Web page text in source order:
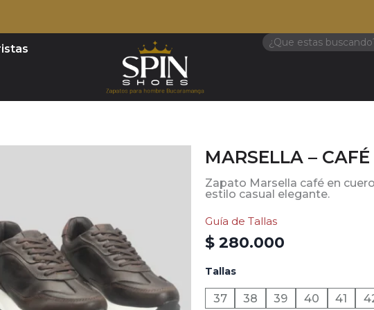
con
Search
MARSELLA – CAFÉ
Zapato Marsella café en
estilo casual elegante.
Guía de Tallas
$280.000
Tallas
37 38 39 40 41
MARSELLA
-
CAFÉ
cantidad